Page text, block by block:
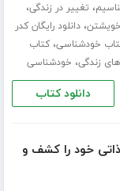
، تغییر در زندگی،
،دانلود رایگان کدر
خودشناسی،کتاب
زندگی، خودشناسی
دانلود کتاب
خود را کشف و